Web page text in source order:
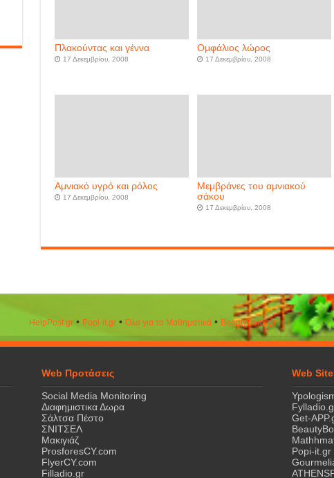
Πλακούντας και γέννα
17 Δεκεμβρίου, 2008
Ομφάλιος λώρος
17 Δεκεμβρίου, 2008
Αμνιακό υγρό και ρόλος
17 Δεκεμβρίου, 2008
Μεμβράνες του αμνιακού
σάκου
17 Δεκεμβρίου, 2008
HelpPost.gr• Popi-it.gr•Όλα για τα Μαθηματικά• ΒeautyΒook.gr
Web Προτάσεις
Social Media Monitoring
Διαφημιστικα Δωρα
Σάλτσα Πέστο
ΣΝΙΤΣΕΛ
Μακιγιάζ
ProsforesCY.com
FlyerCY.com
Filladio.gr
Web
Get-
Popi-it.gr